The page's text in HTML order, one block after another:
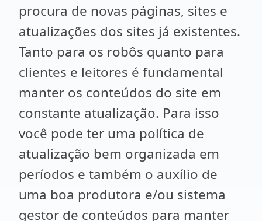
procura de novas páginas, sites e
atualizações dos sites já existentes.
Tanto para os robôs quanto para
clientes e leitores é fundamental
manter os conteúdos do site em
constante atualização. Para isso
você pode ter uma política de
atualização bem organizada em
períodos e também o auxílio de
uma boa produtora e/ou sistema
gestor de conteúdos para manter